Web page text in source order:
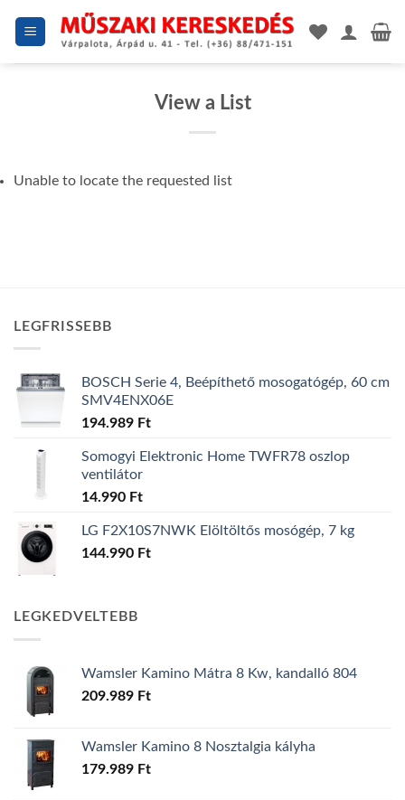
View a List
Unable to locate the requested list
LEGFRISSEBB
BOSCH Serie 4, Beépíthető mosogatógép, 60 cm
SMV4ENX06E
194.989 Ft
Somogyi Elektronic Home TWFR78 oszlop
ventilátor
14.990 Ft
LG F2X10S7NWK Elöltöltős mosógép, 7 kg
144.990 Ft
LEGKEDVELTEBB
Wamsler Kamino Mátra 8 Kw, kandalló 804
209.989 Ft
Wamsler Kamino 8 Nosztalgia kályha
179.989 Ft